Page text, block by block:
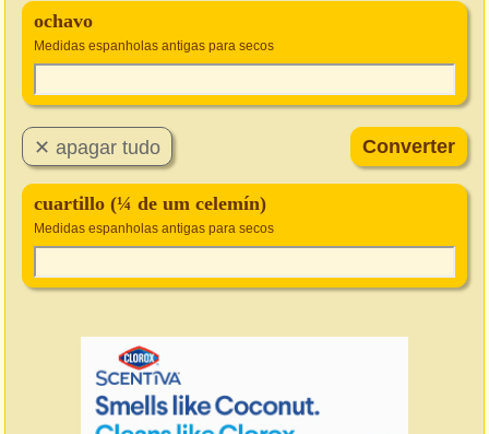
ochavo
Medidas espanholas antigas para secos
cuartillo (¼ de um celemín)
Medidas espanholas antigas para secos